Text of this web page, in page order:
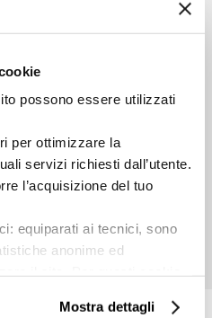
possono essere utilizzati
per ottimizzare la
servizi richiesti dall’utente.
l’acquisizione del tuo
equiparati ai tecnici, sono
anonime ed
sono utilizzati, solo
Mostra dettagli
matt
opaco
Destonalización:
Unidad de medida:
MQ